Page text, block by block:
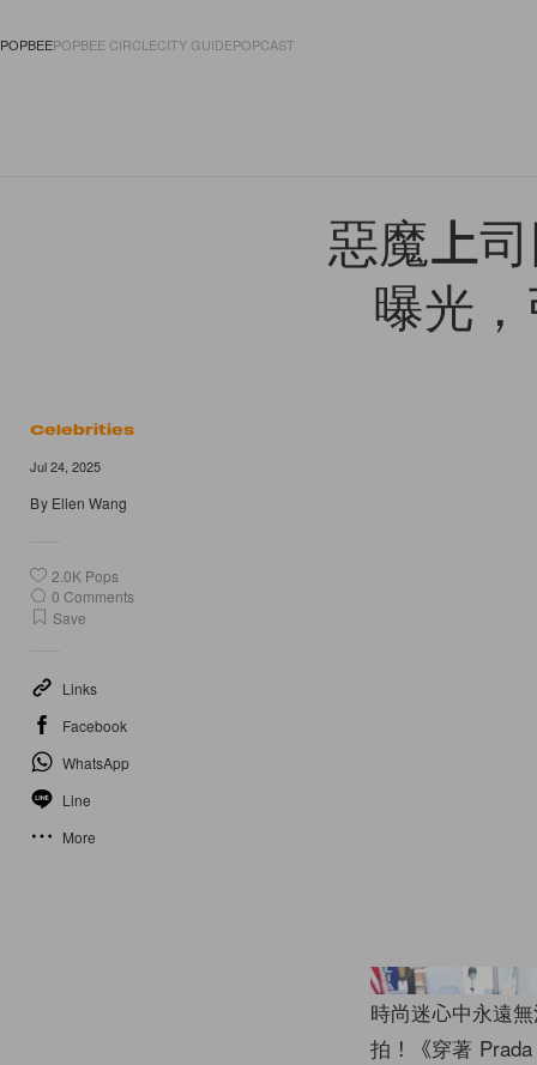
POPBEEPOPBEE CIRCLECITY GUIDEPOPCAST
惡魔上
曝光
Celebrities
Jul 24, 2025
By Ellen Wang
2.0K Pops
0 Comments
Save
Links
Facebook
WhatsApp
Line
More
時尚迷心中永遠
拍！《穿著